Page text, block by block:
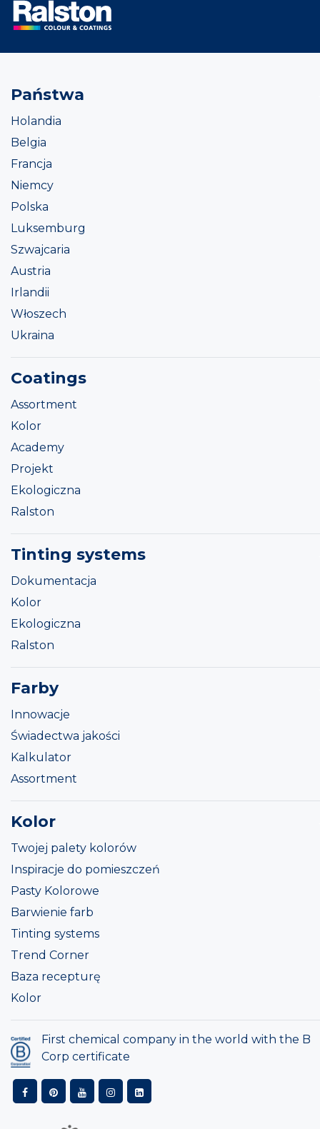
Państwa
Holandia
Belgia
Francja
Niemcy
Polska
Luksemburg
Szwajcaria
Austria
Irlandii
Włoszech
Ukraina
Coatings
Assortment
Kolor
Academy
Projekt
Ekologiczna
Ralston
Tinting systems
Dokumentacja
Kolor
Ekologiczna
Ralston
Farby
Innowacje
Świadectwa jakości
Kalkulator
Assortment
Kolor
Twojej palety kolorów
Inspiracje do pomieszczeń
Pasty Kolorowe
Barwienie farb
Tinting systems
Trend Corner
Baza recepturę
Kolor
First chemical company in the world with the B
Corp certificate